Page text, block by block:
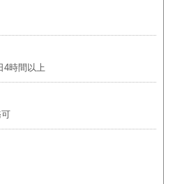
4時間以上